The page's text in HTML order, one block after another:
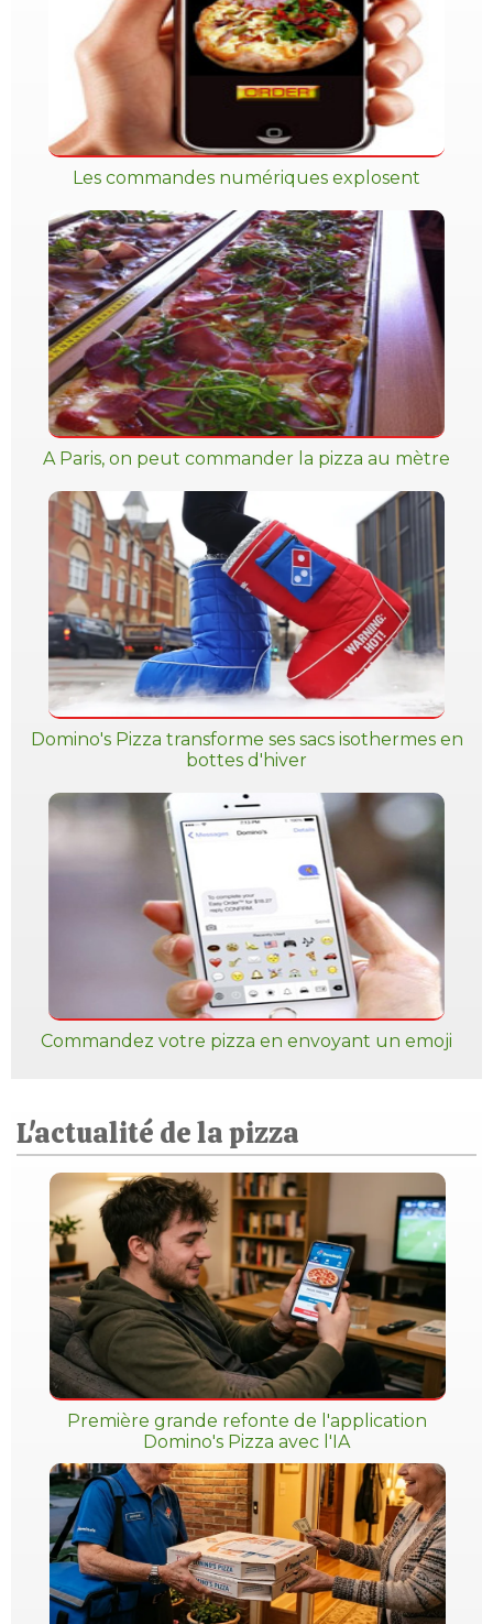
Les commandes numériques explosent
A Paris, on peut commander la pizza au mètre
Domino's Pizza transforme ses sacs isothermes en
bottes d'hiver
Commandez votre pizza en envoyant un emoji
L'actualité de la pizza
Première grande refonte de l'application
Domino's Pizza avec l'IA